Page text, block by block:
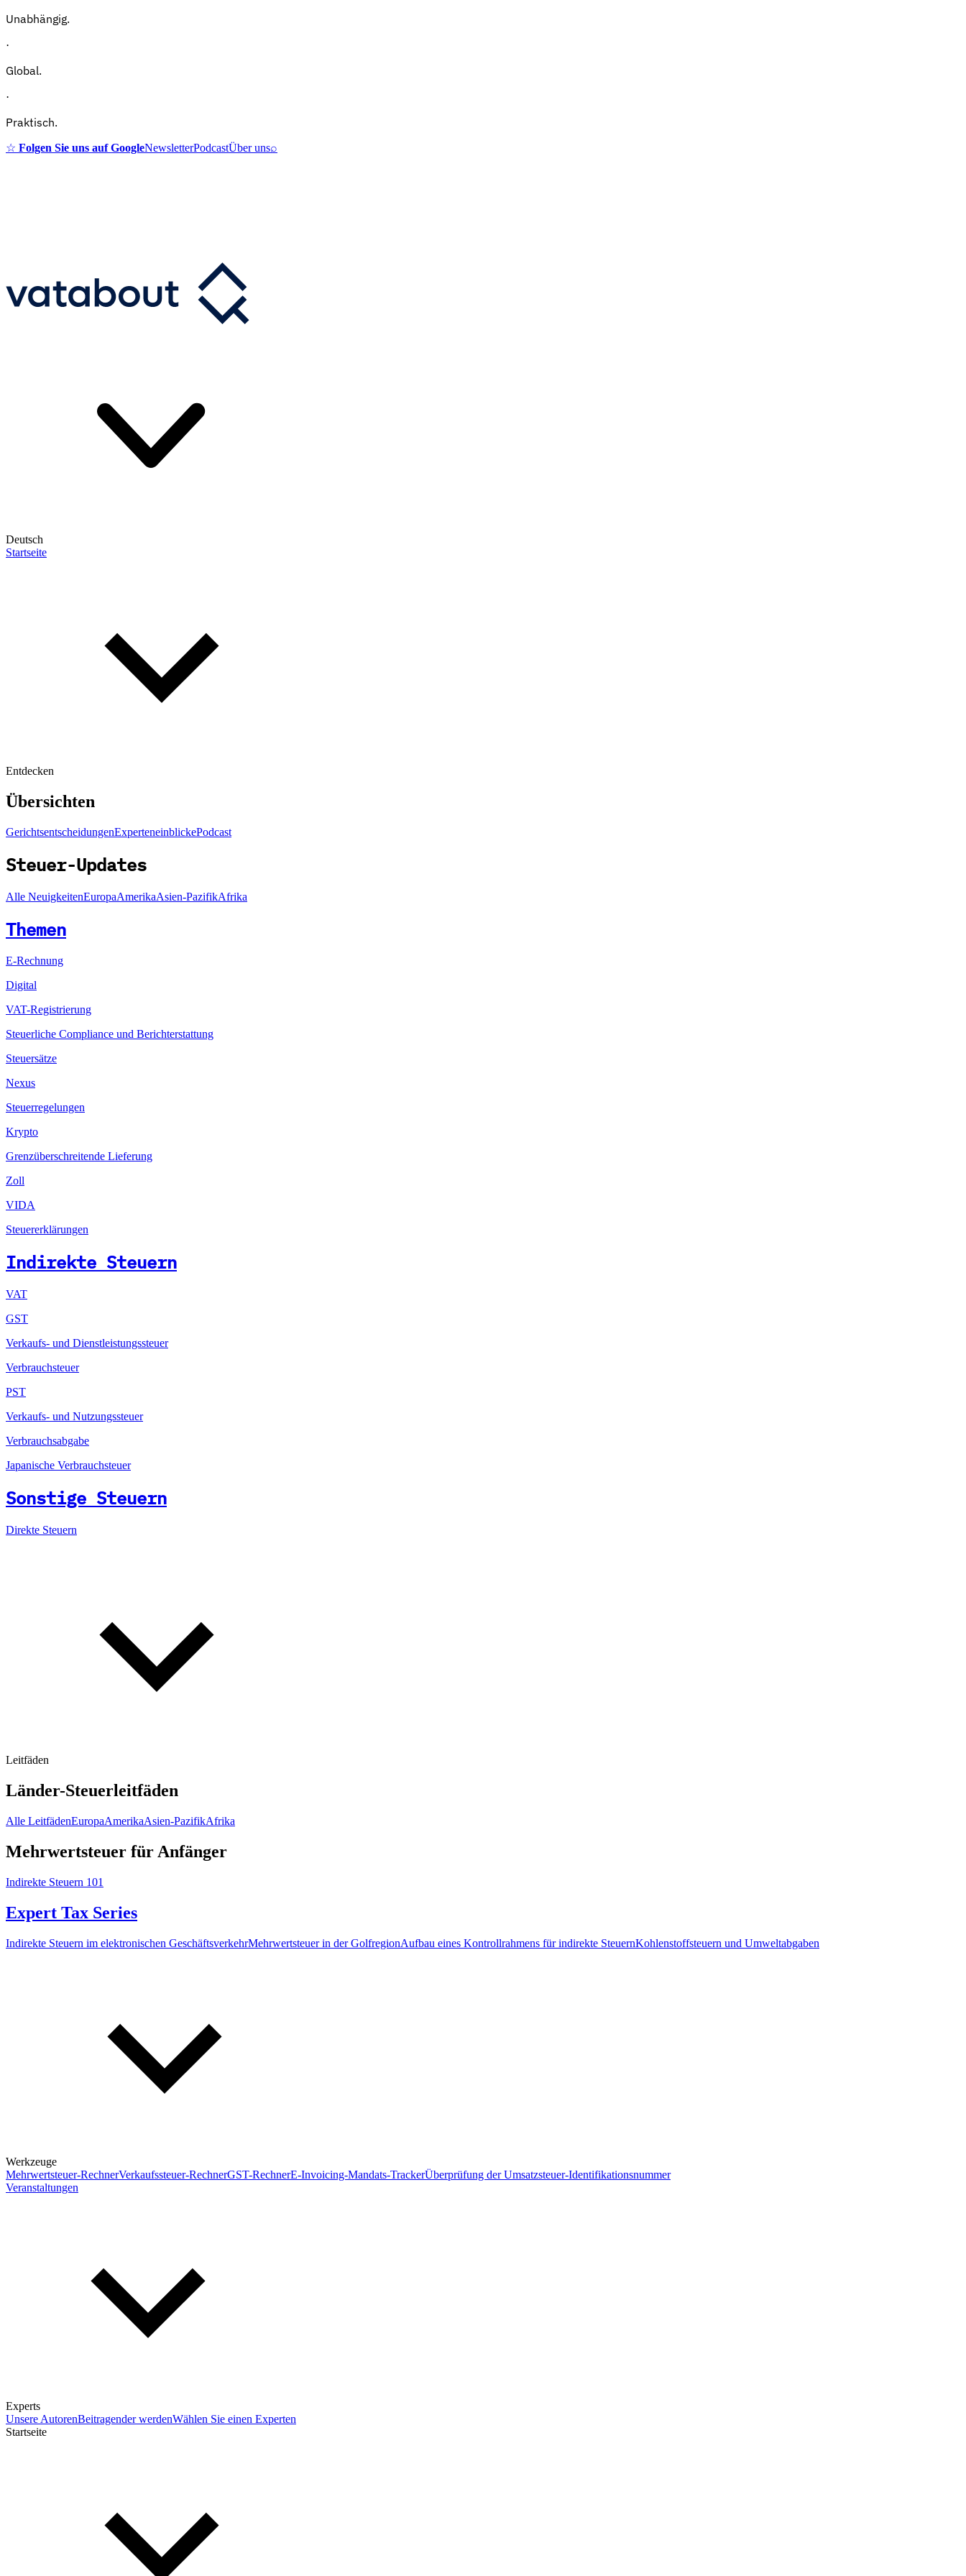
Unabhängig.
·
Global.
·
Praktisch.
☆ Folgen Sie uns auf GoogleNewsletterPodcastÜber uns⌕
Deutsch
Startseite
Entdecken
Übersichten
GerichtsentscheidungenExperteneinblickePodcast
Steuer-Updates
Alle NeuigkeitenEuropaAmerikaAsien-PazifikAfrika
Themen
E-Rechnung
Digital
VAT-Registrierung
Steuerliche Compliance und Berichterstattung
Steuersätze
Nexus
Steuerregelungen
Krypto
Grenzüberschreitende Lieferung
Zoll
VIDA
Steuererklärungen
Indirekte Steuern
VAT
GST
Verkaufs- und Dienstleistungssteuer
Verbrauchsteuer
PST
Verkaufs- und Nutzungssteuer
Verbrauchsabgabe
Japanische Verbrauchsteuer
Sonstige Steuern
Direkte Steuern
Leitfäden
Länder-Steuerleitfäden
Alle LeitfädenEuropaAmerikaAsien-PazifikAfrika
Mehrwertsteuer für Anfänger
Indirekte Steuern 101
Expert Tax Series
Indirekte Steuern im elektronischen GeschäftsverkehrMehrwertsteuer in der GolfregionAufbau eines Kontrollrahmens für indirekte SteuernKohlenstoffsteuern und Umweltabgaben
Werkzeuge
Mehrwertsteuer-RechnerVerkaufssteuer-RechnerGST-RechnerE-Invoicing-Mandats-TrackerÜberprüfung der Umsatzsteuer-Identifikationsnummer
Veranstaltungen
Experts
Unsere AutorenBeitragender werdenWählen Sie einen Experten
Startseite